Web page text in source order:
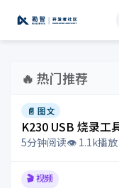
🔥 热门推荐
📄 图文
K230 USB 烧录工
5分钟阅读👁️ 1.1k播放
🎬 视频